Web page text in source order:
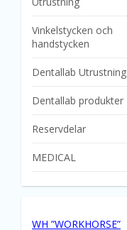
Vinkelstycken och
handstycken
Dentallab Utrustning
Dentallab produkter
Reservdelar
MEDICAL
WH ”WORKHORSE”